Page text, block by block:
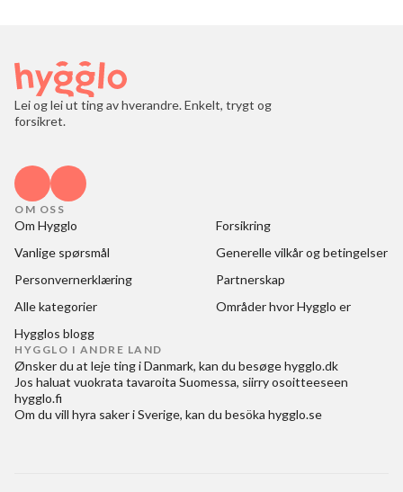
Lei og lei ut ting av hverandre. Enkelt, trygt og
forsikret.
OM OSS
Om Hygglo
Forsikring
Vanlige spørsmål
Generelle vilkår og betingelser
Personvernerklæring
Partnerskap
Alle kategorier
Områder hvor Hygglo er
Hygglos blogg
HYGGLO I ANDRE LAND
Ønsker du at leje ting i Danmark, kan du besøgehygglo.dk
Jos haluat vuokrata tavaroita Suomessa, siirry osoitteeseen
hygglo.fi
Om du vill hyra saker i Sverige, kan du besöka hygglo.se